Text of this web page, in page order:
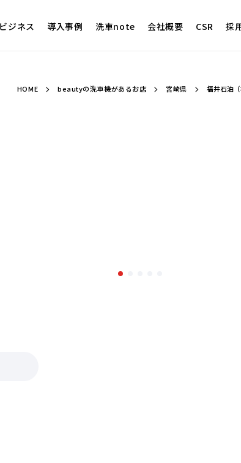
ジネス 導入事例 洗車note 会社概要 CSR 採
HOME beautyの洗車機があるお店 宮崎県 福井石油